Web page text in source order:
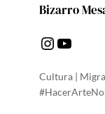
Bizarro
Instagram YouTube
Cultura |